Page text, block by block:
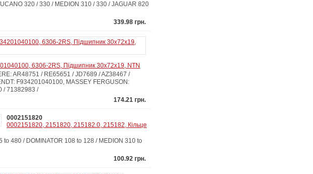
320 / 330 / MEDION 310 / 330 / JAGUAR 820
339.98 грн.
6306-2RS, Підшипник 30x72x19, NTN
AR48751 / RE65651 / JD7689 / AZ38467 /
F934201040100, MASSEY FERGUSON:
/ 71382983 /
174.21 грн.
0002151820
0002151820, 2151820, 215182.0, 215182, Кільце
/ DOMINATOR 108 to 128 / MEDION 310 to
100.92 грн.